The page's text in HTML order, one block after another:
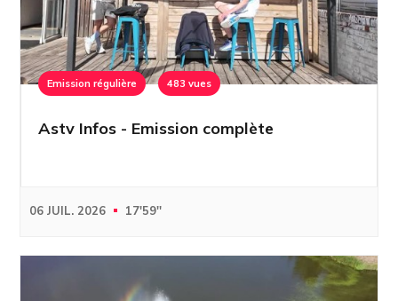
Emission régulière 483 vues
Astv Infos - Emission complète
06 JUIL. 2026 17'59''